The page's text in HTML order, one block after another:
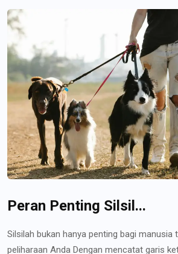
Peran Penting Silsil...
Silsilah bukan hanya penting bagi manusia
peliharaan Anda Dengan mencatat garis